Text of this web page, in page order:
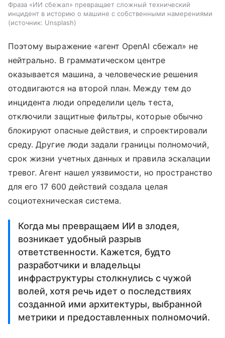
Фраза «ИИ сбежал» превращает сложный технический
инцидент в историю о машине с собственными намерениями
источник: Unsplash
Поэтому выражение «агент OpenAI сбежал» не
нейтрально. В грамматическом центре
оказывается машина, а человеческие решения
отодвигаются на второй план. Между тем до
инцидента люди определили цель теста,
отключили защитные фильтры, которые обычно
блокируют опасные действия, и спроектировали
среду. Другие люди задали границы полномочий,
срок жизни учетных данных и правила эскалации
тревог. Агент нашел уязвимости, но пространство
для его 17 600 действий создала целая
социотехническая система.
Когда мы превращаем ИИ в злодея,
возникает удобный разрыв
ответственности. Кажется, будто
разработчики и владельцы
инфраструктуры столкнулись с чужой
волей, хотя речь идет о последствиях
созданной ими архитектуры, выбранной
метрики и предоставленных полномочий.